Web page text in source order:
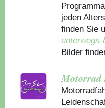
jeden
finden Sie
Bilder
Motorrad